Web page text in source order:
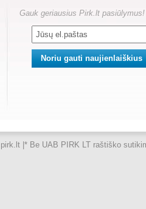
Gauk geriausius Pirk.lt pasiūlymus!
| * Be UAB PIRK LT raštiško